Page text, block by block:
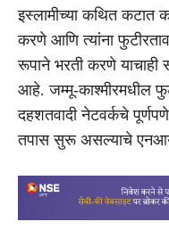
इस्लामीच्या कथित कटात
करणे आणि त्यांना
रूपाने भरती करणे
आहे. जम्मू-काश्मीरमधील
दहशतवादी नेटवर्कचे
तपास सुरू असल्याचे